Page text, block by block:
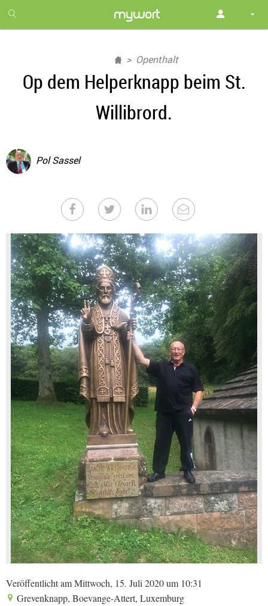
month
free
Openthalt
Op dem Helperknapp beim St.
Willibrord.
Pol Sassel
Veröffentlicht am Mittwoch, 15. Juli 2020 um 10:31
Grevenknapp, Boevange-Attert, Luxemburg